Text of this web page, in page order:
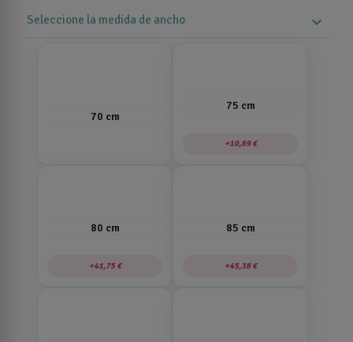
Seleccione la medida de ancho expand_more
70 cm
75 cm
10,89 €
80 cm
41,75 €
85 cm
45,38 €